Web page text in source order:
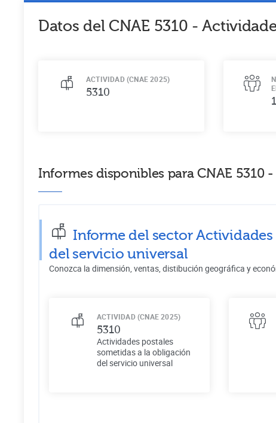
Datos del CNAE 5310 -
ACTIVIDAD (CNAE 2025)
5310
Informes disponibles para CNAE 5310
Informe del sector
del servicio universal
Conozca la dimensión, ventas, distibución geográfica y
ACTIVIDAD (CNAE 2025)
5310
Actividades postales
sometidas a la obligación
del servicio universal